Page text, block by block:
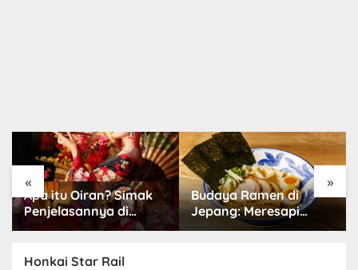
« »
Simak
di
Budaya Ramen di
Jepang: Meresapi
Tradisi Lezat
Budaya
Dunia
Honkai Star Rail